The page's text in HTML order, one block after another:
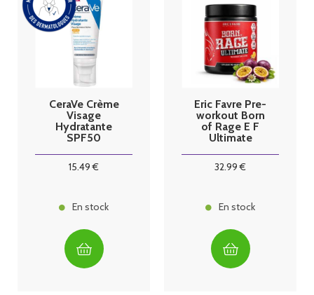
CeraVe Crème
Visage
Hydratante
SPF50
15.49 €
En stock
Eric Favre Pre-
workout Born
of Rage E F
Ultimate
32.99 €
En stock